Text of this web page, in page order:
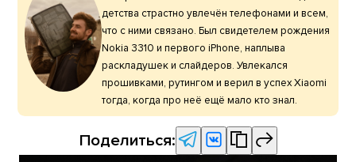
детства страстно увлечён телефонами и всем,
что с ними связано. Был свидетелем рождения
Nokia 3310 и первого iPhone, наплыва
раскладушек и слайдеров. Увлекался
прошивками, рутингом и верил в успех Xiaomi
тогда, когда про неё ещё мало кто знал.
Поделиться: